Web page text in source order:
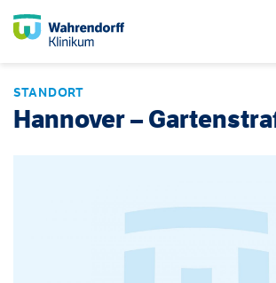
STANDORT
Hannover –